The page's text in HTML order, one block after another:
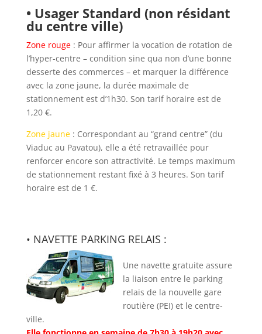
• Usager Standard (non résidant
du centre ville)
Zone rouge: Pour affirmer la vocation de rotation de
l’hyper-centre – condition sine qua non d’une bonne
desserte des commerces – et marquer la différence
avec la zone jaune, la durée maximale de
stationnement est d’1h30. Son tarif horaire est de
1,20 €.
Zone jaune: Correspondant au “grand centre” (du
Viaduc au Pavatou), elle a été retravaillée pour
renforcer encore son attractivité. Le temps maximum
de stationnement restant fixé à 3 heures. Son tarif
horaire est de 1 €.
• NAVETTE PARKING RELAIS :
Une navette gratuite assure
la liaison entre le parking
relais de la nouvelle gare
routière (PEI) et le centre-
ville.